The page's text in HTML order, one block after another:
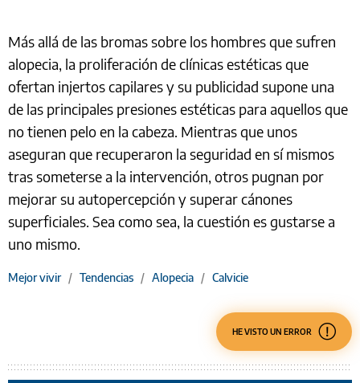
Más allá de las bromas sobre los hombres que sufren
alopecia, la proliferación de clínicas estéticas que
ofertan injertos capilares y su publicidad supone una
de las principales presiones estéticas para aquellos que
no tienen pelo en la cabeza. Mientras que unos
aseguran que recuperaron la seguridad en sí mismos
tras someterse a la intervención, otros pugnan por
mejorar su autopercepción y superar cánones
superficiales. Sea como sea, la cuestión es gustarse a
uno mismo.
Mejor vivir / Tendencias / Alopecia / Calvicie
HE VISTO UN ERROR